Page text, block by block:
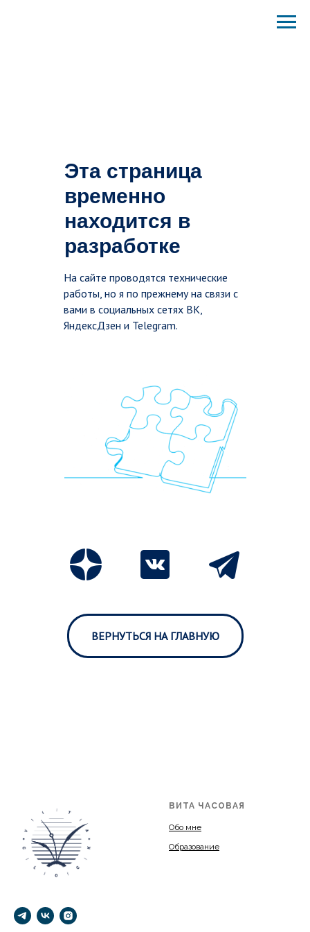
Эта страница
временно
находится в
разработке
На сайте проводятся технические
работы, но я по прежнему на связи с
вами в социальных сетях ВК,
ЯндексДзен и Telegram.
ВЕРНУТЬСЯ НА ГЛАВНУЮ
ВИТА ЧАСОВАЯ
Обо мне
Образование